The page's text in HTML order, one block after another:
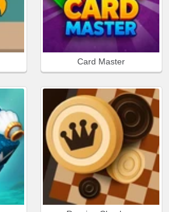
Card Master